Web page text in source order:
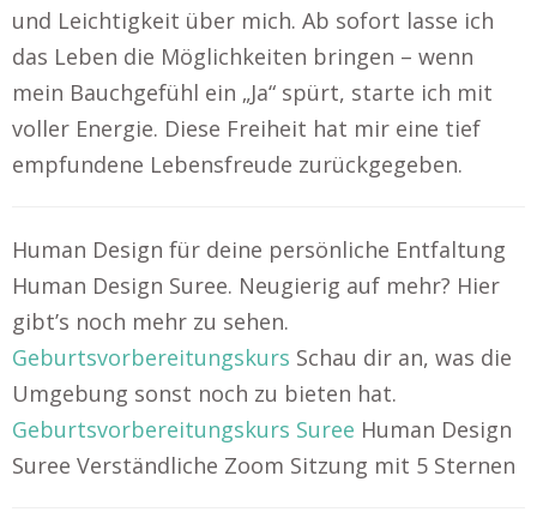
und Leichtigkeit über mich. Ab sofort lasse ich
das Leben die Möglichkeiten bringen – wenn
mein Bauchgefühl ein „Ja“ spürt, starte ich mit
voller Energie. Diese Freiheit hat mir eine tief
empfundene Lebensfreude zurückgegeben.
Human Design für deine persönliche Entfaltung
Human Design Suree. Neugierig auf mehr? Hier
gibt’s noch mehr zu sehen.
Geburtsvorbereitungskurs Schau dir an, was die
Umgebung sonst noch zu bieten hat.
Geburtsvorbereitungskurs Suree Human Design
Suree Verständliche Zoom Sitzung mit 5 Sternen